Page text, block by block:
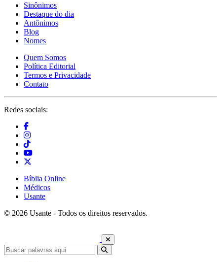
Sinônimos
Destaque do dia
Antônimos
Blog
Nomes
Quem Somos
Política Editorial
Termos e Privacidade
Contato
Redes sociais:
Bíblia Online
Médicos
Usante
© 2026 Usante - Todos os direitos reservados.